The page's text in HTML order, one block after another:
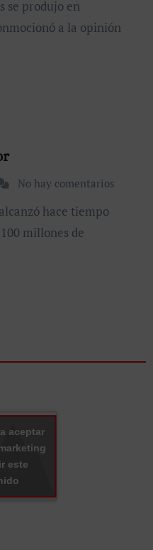
a la opinión
No hay comentarios
millones de
aceptar
este